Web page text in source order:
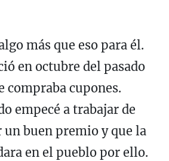
más que eso para él.
en octubre del pasado
compraba cupones.
empecé a trabajar de
un buen premio y que la
en el pueblo por ello.